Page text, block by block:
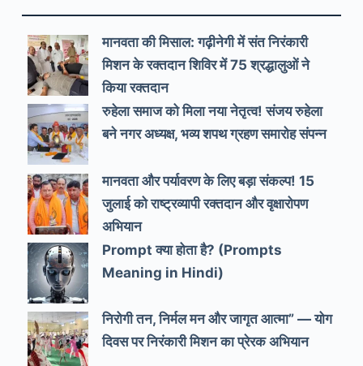
मानवता की मिसाल: गढ़ीनेगी में संत निरंकारी
मिशन के रक्तदान शिविर में 75 श्रद्धालुओं ने
किया रक्तदान
रुहेला समाज को मिला नया नेतृत्व! संजय रुहेला
बने नगर अध्यक्ष, भव्य शपथ ग्रहण समारोह संपन्न
मानवता और पर्यावरण के लिए बड़ा संकल्प! 15
जुलाई को राष्ट्रव्यापी रक्तदान और वृक्षारोपण
अभियान
Prompt क्या होता है? (Prompts
Meaning in Hindi)
निरोगी तन, निर्मल मन और जागृत आत्मा” — योग
दिवस पर निरंकारी मिशन का प्रेरक अभियान